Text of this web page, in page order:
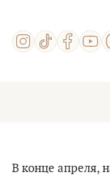
В конце апреля,